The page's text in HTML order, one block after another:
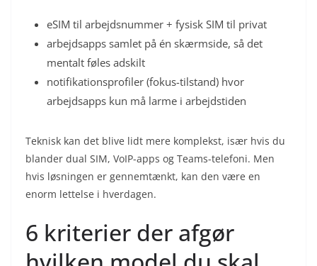
eSIM til arbejdsnummer + fysisk SIM til privat
arbejdsapps samlet på én skærmside, så det
mentalt føles adskilt
notifikationsprofiler (fokus-tilstand) hvor
arbejdsapps kun må larme i arbejdstiden
Teknisk kan det blive lidt mere komplekst, især hvis du
blander dual SIM, VoIP-apps og Teams-telefoni. Men
hvis løsningen er gennemtænkt, kan den være en
enorm lettelse i hverdagen.
6 kriterier der afgør